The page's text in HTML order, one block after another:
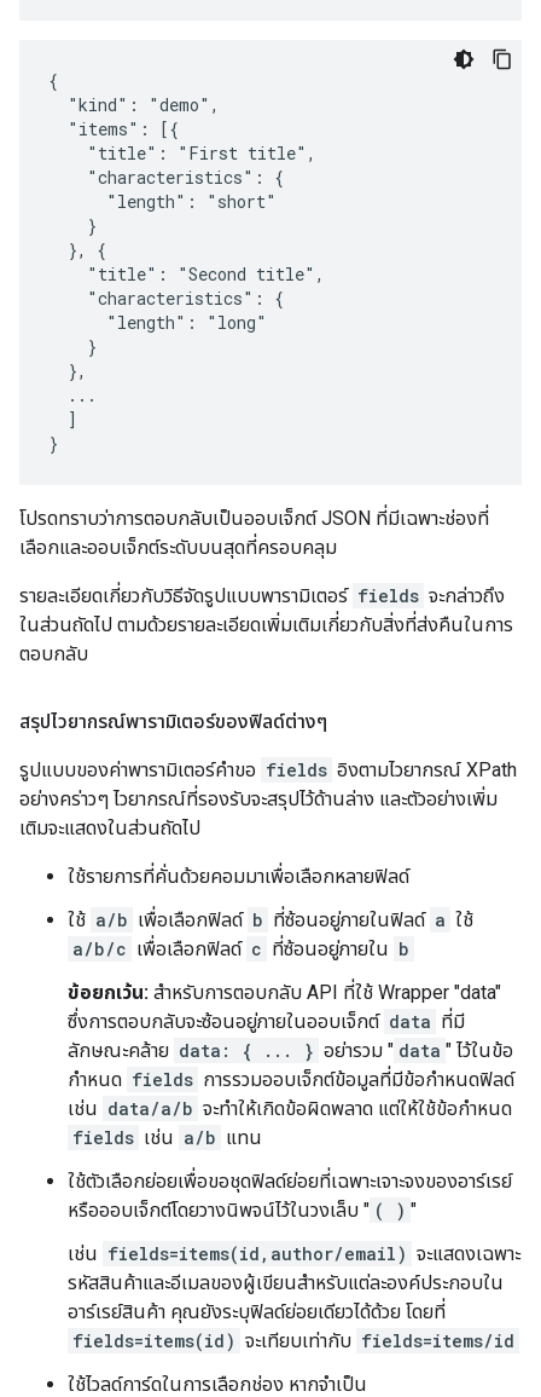
{
  "kind": "demo",
  "items": [{
    "title": "First title",
    "characteristics": {
      "length": "short"
    }
  }, {
    "title": "Second title",
    "characteristics": {
      "length": "long"
    }
  },
  ...
  ]
}
โปรดทราบว่าการตอบกลับเป็นออบเจ็กต์ JSON ที่มีเฉพาะช่องที่
เลือกและออบเจ็กต์ระดับบนสุดที่ครอบคลุม
รายละเอียดเกี่ยวกับวิธีจัดรูปแบบพารามิเตอร์ fields จะกล่าวถึง
ในส่วนถัดไป ตามด้วยรายละเอียดเพิ่มเติมเกี่ยวกับสิ่งที่ส่งคืนในการ
ตอบกลับ
สรุปไวยากรณ์พารามิเตอร์ของฟิลด์ต่างๆ
รูปแบบของค่าพารามิเตอร์คำขอ fields อิงตามไวยากรณ์ XPath
อย่างคร่าวๆ ไวยากรณ์ที่รองรับจะสรุปไว้ด้านล่าง และตัวอย่างเพิ่ม
เติมจะแสดงในส่วนถัดไป
ใช้รายการที่คั่นด้วยคอมมาเพื่อเลือกหลายฟิลด์
ใช้ a/b เพื่อเลือกฟิลด์ b ที่ซ้อนอยู่ภายในฟิลด์ a ใช้
a/b/c เพื่อเลือกฟิลด์ c ที่ซ้อนอยู่ภายใน b
ข้อยกเว้น: สำหรับการตอบกลับ API ที่ใช้ Wrapper "data"
ซึ่งการตอบกลับจะซ้อนอยู่ภายในออบเจ็กต์ data ที่มี
ลักษณะคล้าย data: { ... } อย่ารวม " data " ไว้ในข้อ
กำหนด fields การรวมออบเจ็กต์ข้อมูลที่มีข้อกำหนดฟิลด์
เช่น data/a/b จะทำให้เกิดข้อผิดพลาด แต่ให้ใช้ข้อกำหนด
fields เช่น a/b แทน
ใช้ตัวเลือกย่อยเพื่อขอชุดฟิลด์ย่อยที่เฉพาะเจาะจงของอาร์เรย์
หรือออบเจ็กต์โดยวางนิพจน์ไว้ในวงเล็บ " ( ) "
เช่น fields=items(id,author/email) จะแสดงเฉพาะ
รหัสสินค้าและอีเมลของผู้เขียนสำหรับแต่ละองค์ประกอบใน
อาร์เรย์สินค้า คุณยังระบุฟิลด์ย่อยเดียวได้ด้วย โดยที่
fields=items(id) จะเทียบเท่ากับ fields=items/id
ใช้ไวลด์การ์ดในการเลือกช่อง หากจำเป็น